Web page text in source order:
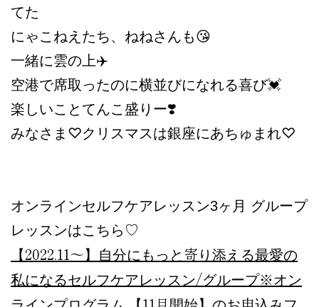
てた
にゃこねえたち、ねねさんも😘
一緒に雲の上✈️
空港で席取ったのに横並びになれる喜び💓
楽しいことてんこ盛りー❣️
みなさま♡クリスマスは銀座にあちゅまれ♡
オンラインセルフケアレッスン3ヶ月 グループ
レッスンはこちら♡
【2022.11～】自分にもっと寄り添える最愛の
私になるセルフケアレッスン/グループ※オン